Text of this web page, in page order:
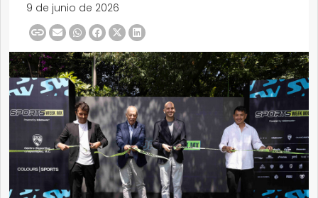
9 de junio de 2026